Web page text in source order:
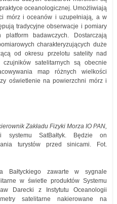
oceanologicznej. Umożliwiają
mórz i oceanów i uzupełniają, a w
tradycyjne obserwacje i pomiary
badawczych. Dostarczają
charakteryzujących duże
od okresu przelotu satelity nad
satelitarnych są obecnie
map różnych wielkości
oświetlenie na powierzchni mórz i
Zakładu Fizyki Morza IO PAN,
systemu SatBałtyk. Będzie on
turystów przed sinicami. Fot.
Bałtyckiego zawarte w sygnale
w świetle produktów Systemu
Darecki z Instytutu Oceanologii
satelitarne nakierowane na